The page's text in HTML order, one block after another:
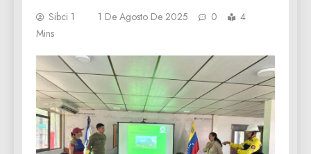
Sibci 1 1 De Agosto De 2025 0
4
Mins